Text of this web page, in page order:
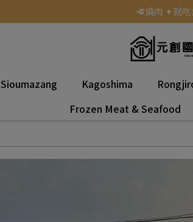
🥩燒肉 ✦就吃
Sioumazang Kagoshima
Frozen Meat & Seafood